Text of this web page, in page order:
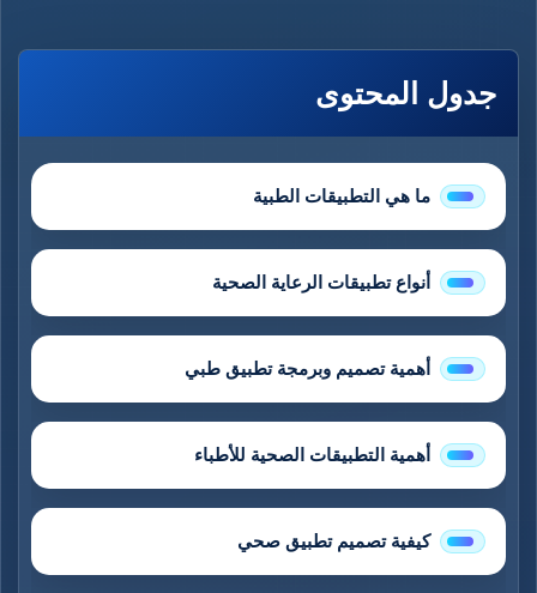
جدول المحتوى
ما هي التطبيقات الطبية
أنواع تطبيقات الرعاية الصحية
أهمية تصميم وبرمجة تطبيق طبي
أهمية التطبيقات الصحية للأطباء
كيفية تصميم تطبيق صحي